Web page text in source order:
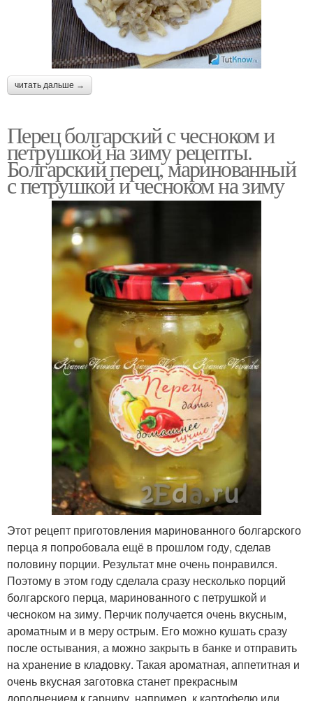
читать дальше →
Перец болгарский с чесноком и
петрушкой на зиму рецепты.
Болгарский перец, маринованный
с петрушкой и чесноком на зиму
Этот рецепт приготовления маринованного болгарского
перца я попробовала ещё в прошлом году, сделав
половину порции. Результат мне очень понравился.
Поэтому в этом году сделала сразу несколько порций
болгарского перца, маринованного с петрушкой и
чесноком на зиму. Перчик получается очень вкусным,
ароматным и в меру острым. Его можно кушать сразу
после остывания, а можно закрыть в банке и отправить
на хранение в кладовку. Такая ароматная, аппетитная и
очень вкусная заготовка станет прекрасным